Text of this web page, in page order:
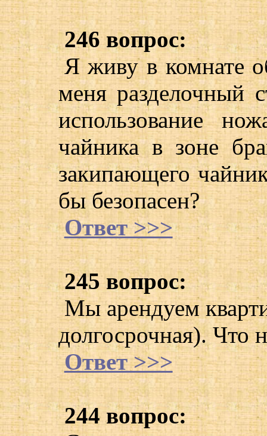
246 вопрос:
Я живу в комнате
меня разделочный
использование
чайника в зоне
закипающего
бы безопасен?
Ответ >>>
245 вопрос:
Мы арендуем
долгосрочная). Что
Ответ >>>
244 вопрос: